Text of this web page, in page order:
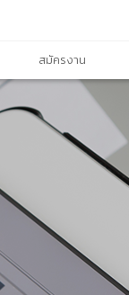
สมัครงาน